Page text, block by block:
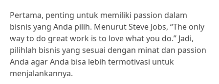
Pertama, penting untuk memiliki passion dalam
bisnis yang Anda pilih. Menurut Steve Jobs, “The only
way to do great work is to love what you do.” Jadi,
pilihlah bisnis yang sesuai dengan minat dan passion
Anda agar Anda bisa lebih termotivasi untuk
menjalankannya.